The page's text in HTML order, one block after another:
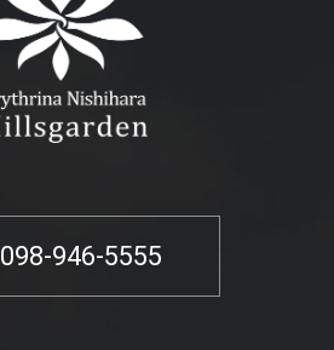
098-946-5555